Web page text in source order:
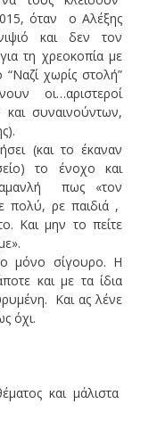
όταν ο Αλέξης
και δεν τον
τη χρεοκοπία με
χωρίς στολή”
οι…αριστεροί
συναινούντων,
(και το έκαναν
το ένοχο και
πως «τον
πολύ, ρε παιδιά ,
Και μην το πείτε
μόνο σίγουρο. Η
και με τα ίδια
Και ας λένε
όχι.
και μάλιστα